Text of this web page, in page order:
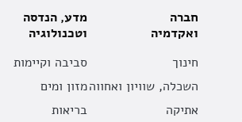
חברה
ואקדמיה
חינוך
השכלה, שוויון ואחווה
אתיקה
מדע, הנדסה
וטכנולוגיה
סביבה וקיימות
מזון ומים
בריאות